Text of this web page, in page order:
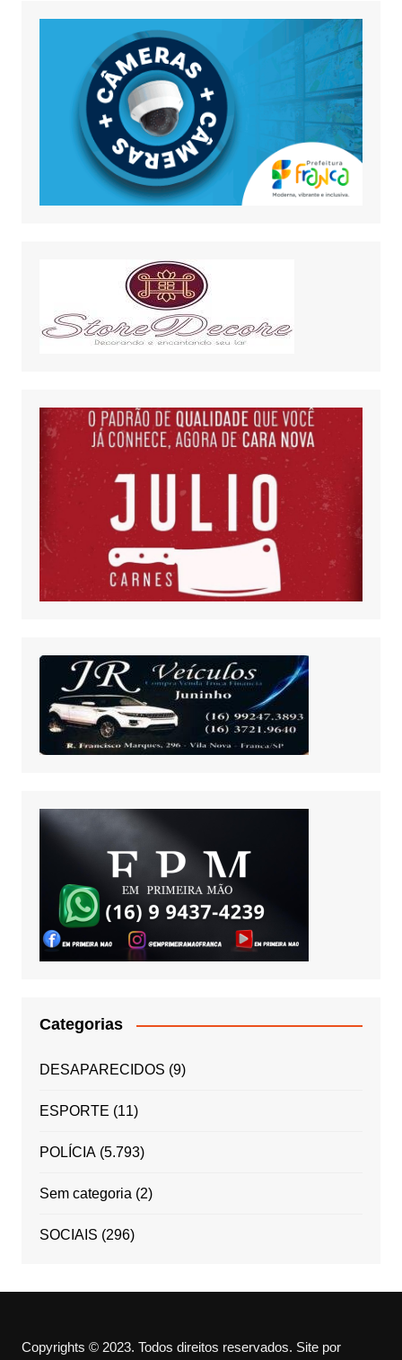
Categorias
DESAPARECIDOS (9)
ESPORTE (11)
POLÍCIA(5.793)
Sem categoria (2)
SOCIAIS (296)
Copyrights © 2023. Todos direitos reservados. Site por